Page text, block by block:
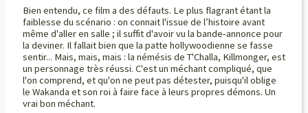
Bien entendu, ce film a des défauts. Le plus flagrant étant la
faiblesse du scénario : on connait l'issue de l’histoire avant
même d'aller en salle ; il suffit d'avoir vu la bande-annonce pour
la deviner. Il fallait bien que la patte hollywoodienne se fasse
sentir... Mais, mais, mais : la némésis de T'Challa, Killmonger, est
un personnage très réussi. C'est un méchant compliqué, que
l'on comprend, et qu'on ne peut pas détester, puisqu'il oblige
le Wakanda et son roi à faire face à leurs propres démons. Un
vrai bon méchant.